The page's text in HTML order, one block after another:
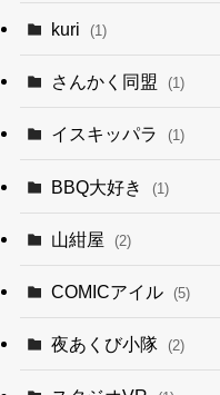
kuri (1)
さんかく同盟 (1)
イスキッパラ (1)
BBQ大好き (1)
山紺屋 (2)
COMICアイル (5)
夜あくび小隊 (2)